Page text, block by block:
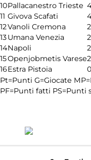
10Pallacanestro Trieste
11 Givova Scafati
12Vanoli Cremona 2
13Umana Venezia 2
14Napoli 2
15Openjobmetis Varese2
16Estra Pistoia 0
Pt=Punti G=Giocate
PF=Punti fatti PS=Punti